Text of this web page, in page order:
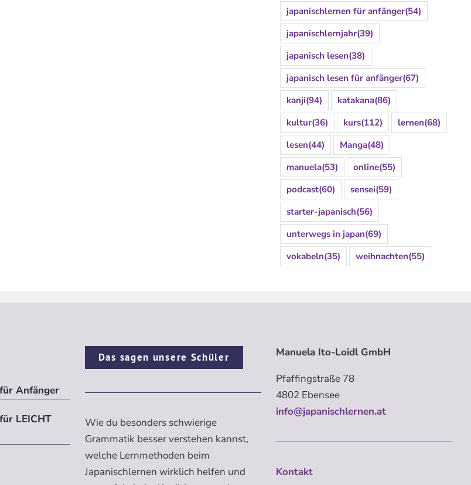
japanischlernen für anfänger(54)
japanischlernjahr(39)
japanisch lesen(38)
japanisch lesen für anfänger(67)
kanji(94) katakana(86)
kultur(36) kurs(112) lernen(68)
lesen(44) Manga(48)
manuela(53) online(55)
podcast(60) sensei(59)
starter-japanisch(56)
unterwegs in japan(69)
vokabeln(35) weihnachten(55)
Anfänger
LEICHT
Das sagen unsere Schüler
Wie du besonders schwierige
Grammatik besser verstehen kannst,
welche Lernmethoden beim
Japanischlernen wirklich helfen und
Manuela Ito-Loidl GmbH
Pfaffingstraße 78
4802 Ebensee
info@japanischlernen.at
Kontakt